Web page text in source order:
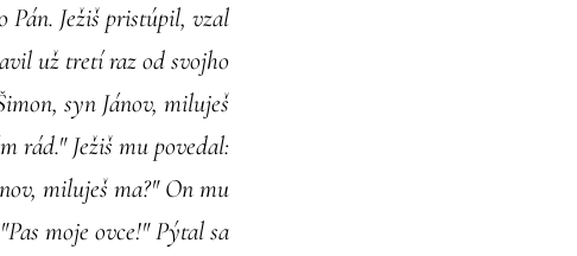
Pán. Ježiš pristúpil, vzal
už tretí raz od svojho
syn Jánov, miluješ
rád." Ježiš mu povedal:
miluješ ma?" On mu
moje ovce!" Pýtal sa